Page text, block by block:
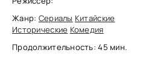
Жанр: Сериалы Китайские
Исторические Комедия
Продолжительность: 45 мин.